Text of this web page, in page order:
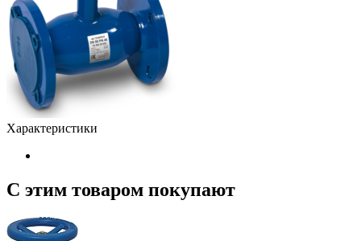
Характеристики
С этим товаром покупают